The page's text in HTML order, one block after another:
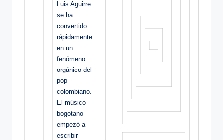
Luis Aguirre
se ha
convertido
rápidamente
en un
fenómeno
orgánico del
pop
colombiano.
El músico
bogotano
empezó a
escribir